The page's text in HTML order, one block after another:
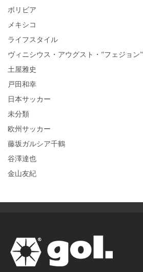
ボリビア
メキシコ
ライフスタイル
ヴィニシウス・アウグスト・"フェジョン"
土屋雅史
戸田和幸
日本サッカー
未分類
欧州サッカー
藤坂ガルシア千鶴
谷澤達也
金山友紀